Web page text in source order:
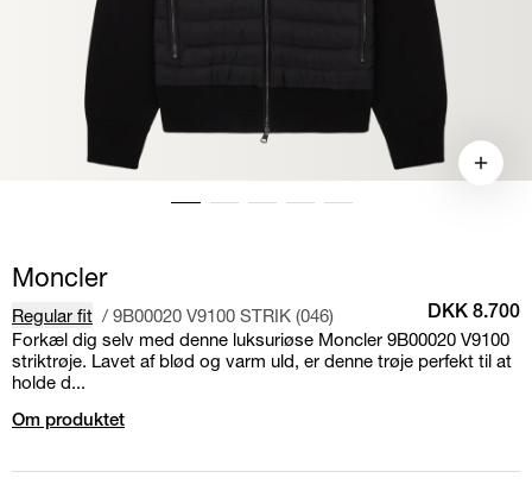
Moncler
Regular fit / 9B00020 V9100 STRIK (046) DKK 8.700
Forkæl dig selv med denne luksuriøse Moncler 9B00020 V9100
striktrøje. Lavet af blød og varm uld, er denne trøje perfekt til at
holde d...
Om produktet